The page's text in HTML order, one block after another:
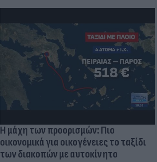
Η μάχη των προορισμών: Πιο
οικονομικά για οικογένειες το ταξίδι
των διακοπών με αυτοκίνητο